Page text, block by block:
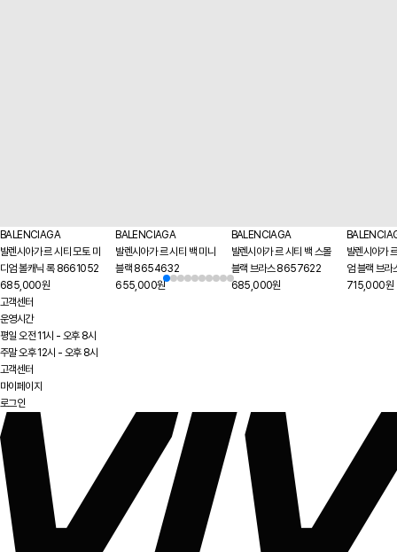
BALENCIAGA
발렌시아가 르 시티 모토 미
디엄 볼캐닉 록 8661052
685,000원
BALENCIAGA
발렌시아가 르 시티 백 미니
블랙 8654632
655,000원
BALENCIAGA
발렌시아가 르 시티 백 스몰
블랙 브라스 8657622
685,000원
발렌시아가
엄 블랙 브
715,000원
고객센터
운영시간
평일 오전 11시 - 오후 8시
주말 오후 12시 - 오후 8시
고객센터
마이페이지
로그인